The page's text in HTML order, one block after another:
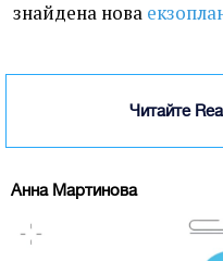
знайдена нова
Читайте
Анна Мартинова